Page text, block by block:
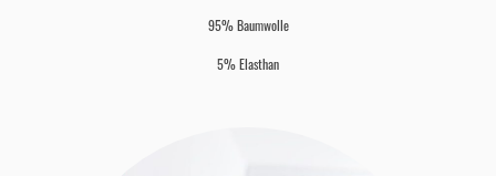
95% Baumwolle
5% Elasthan